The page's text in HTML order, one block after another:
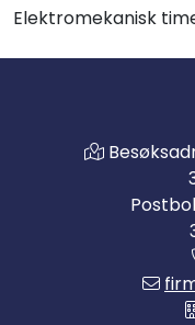
Elektromekanisk